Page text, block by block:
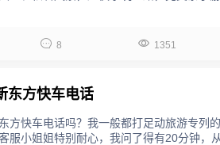
 8  1351
东方快车电话
东方快车电话吗？我一般都打足动旅游专
服小姐姐特别耐心，我问了得有20分钟，